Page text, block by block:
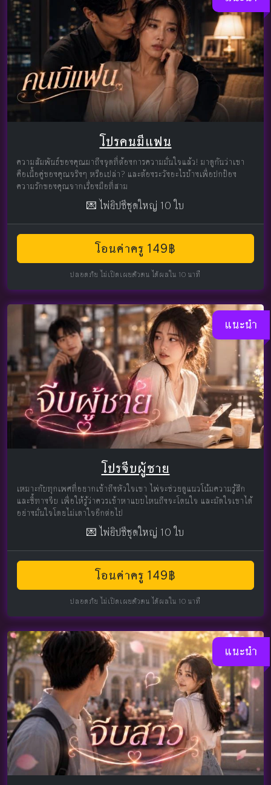
โปรคนมีแฟน
ความสัมพันธ์ของคุณมาถึงจุดที่ต้องการความมั่นใจแล้ว! มาดูกันว่าเขา
คือเนื้อคู่ของคุณจริงๆ หรือเปล่า? และต้องระวังอะไรบ้างเพื่อปกป้อง
ความรักของคุณจากเรื่องมือที่สาม
💌 ไพ่ยิปซีชุดใหญ่ 10 ใบ
โอนค่าครู 149฿
ปลอดภัย ไม่เปิดเผยตัวตน ได้ผลใน 10 นาที
แนะนำ
โปรจีบผู้ชาย
เหมาะกับทุกเพศที่อยากเข้าถึงหัวใจเขา ไพ่จะช่วยดูแนวโน้มความรู้สึก
และชี้ทางจีบ เพื่อให้รู้ว่าควรเข้าหาแบบไหนถึงจะโดนใจ และมัดใจเขาได้
อย่างมั่นใจโดยไม่เดาใจอีกต่อไป
💌 ไพ่ยิปซีชุดใหญ่ 10 ใบ
โอนค่าครู 149฿
ปลอดภัย ไม่เปิดเผยตัวตน ได้ผลใน 10 นาที
แนะนำ